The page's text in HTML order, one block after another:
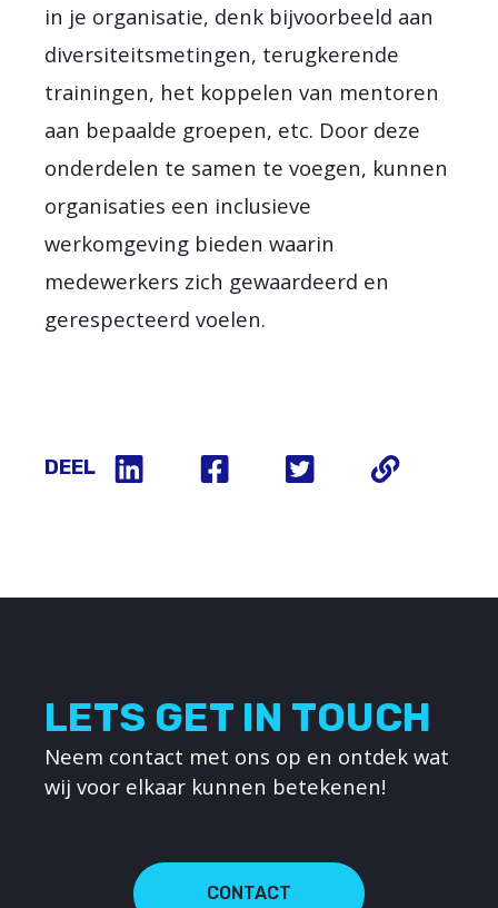
in je organisatie, denk bijvoorbeeld aan
diversiteitsmetingen, terugkerende
trainingen, het koppelen van mentoren
aan bepaalde groepen, etc. Door deze
onderdelen te samen te voegen, kunnen
organisaties een inclusieve
werkomgeving bieden waarin
medewerkers zich gewaardeerd en
gerespecteerd voelen.
DEEL
LETS GET IN TOUCH
Neem contact met ons op en ontdek wat
wij voor elkaar kunnen betekenen!
CONTACT